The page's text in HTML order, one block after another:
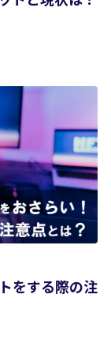
をする際の注